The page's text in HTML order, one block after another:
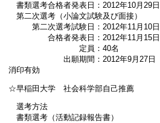
書類選考合格者発表日：2012年10月29日
第二次選考（小論文試験及び面接）
第二次選考試験日：2012年11月10日
合格者発表日：2012年11月15日
定員：40名
出願期間：2012年9月27日（木
消印有効
☆早稲田大学 社会科学部自己推薦
選考方法
書類選考（活動記録報告書）